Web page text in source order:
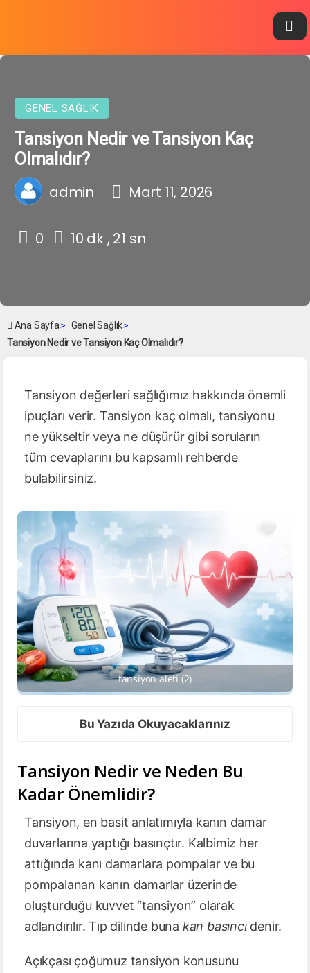
GENEL SAĞLIK
Tansiyon Nedir ve Tansiyon Kaç
Olmalıdır?
admin Mart 11, 2026
0 10 dk , 21 sn
Ana Sayfa> Genel Sağlık>
Tansiyon Nedir ve Tansiyon Kaç Olmalıdır?
Tansiyon değerleri sağlığımız hakkında önemli
ipuçları verir. Tansiyon kaç olmalı, tansiyonu
ne yükseltir veya ne düşürür gibi soruların
tüm cevaplarını bu kapsamlı rehberde
bulabilirsiniz.
tansiyon aleti (2)
Bu Yazıda Okuyacaklarınız
Tansiyon Nedir ve Neden Bu
Kadar Önemlidir?
Tansiyon, en basit anlatımıyla kanın damar
duvarlarına yaptığı basınçtır. Kalbimiz her
attığında kanı damarlara pompalar ve bu
pompalanan kanın damarlar üzerinde
oluşturduğu kuvvet “tansiyon” olarak
adlandırılır. Tıp dilinde buna kan basıncıdenir.
Açıkçası çoğumuz tansiyon konusunu